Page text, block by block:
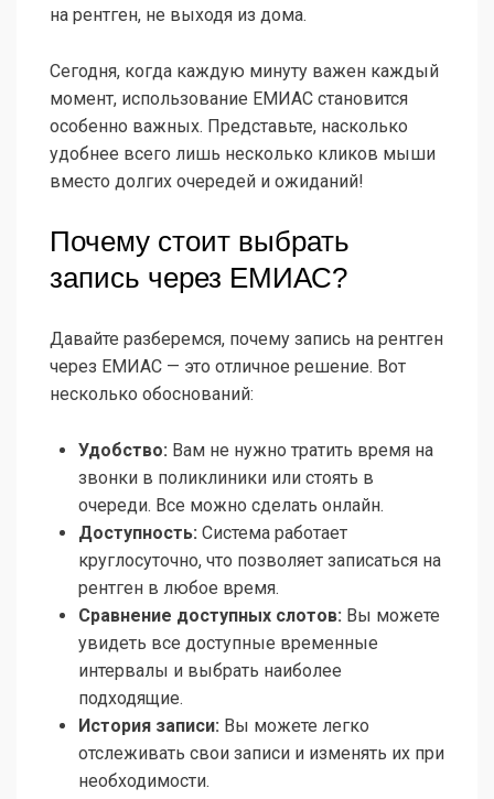
на рентген, не выходя из дома.
Сегодня, когда каждую минуту важен каждый
момент, использование ЕМИАС становится
особенно важных. Представьте, насколько
удобнее всего лишь несколько кликов мыши
вместо долгих очередей и ожиданий!
Почему стоит выбрать
запись через ЕМИАС?
Давайте разберемся, почему запись на рентген
через ЕМИАС — это отличное решение. Вот
несколько обоснований:
Удобство: Вам не нужно тратить время на
звонки в поликлиники или стоять в
очереди. Все можно сделать онлайн.
Доступность: Система работает
круглосуточно, что позволяет записаться на
рентген в любое время.
Сравнение доступных слотов: Вы можете
увидеть все доступные временные
интервалы и выбрать наиболее
подходящие.
История записи: Вы можете легко
отслеживать свои записи и изменять их при
необходимости.